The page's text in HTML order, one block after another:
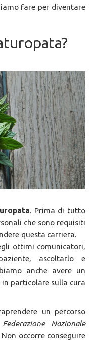
fare per diventare
. Prima di tutto
che sono requisiti
questa carriera.
ottimi comunicatori,
ascoltarlo e
anche avere un
particolare sulla cura
un percorso
Federazione Nazionale
Non occorre conseguire